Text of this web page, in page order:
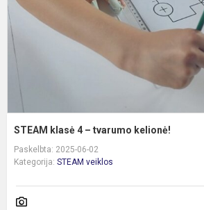
STEAM klasė 4 – tvarumo kelionė!
Paskelbta: 2025-06-02
Kategorija: STEAM veiklos